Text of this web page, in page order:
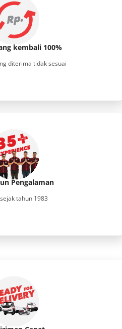
kembali 100%
diterima tidak sesuai
Pengalaman
tahun 1983